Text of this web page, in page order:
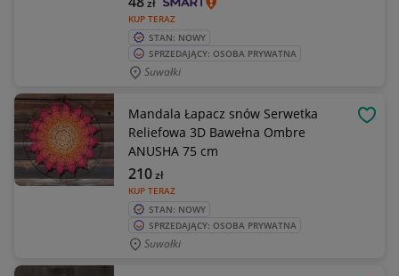
KUP TERAZ
zł
STAN: NOWY
SPRZEDAJĄCY: OSOBA PRYWATNA
Suwałki
Mandala Łapacz snów Serwetka
Reliefowa 3D Bawełna Ombre
ANUSHA 75 cm
KUP TERAZ
210zł
STAN: NOWY
SPRZEDAJĄCY: OSOBA PRYWATNA
Suwałki